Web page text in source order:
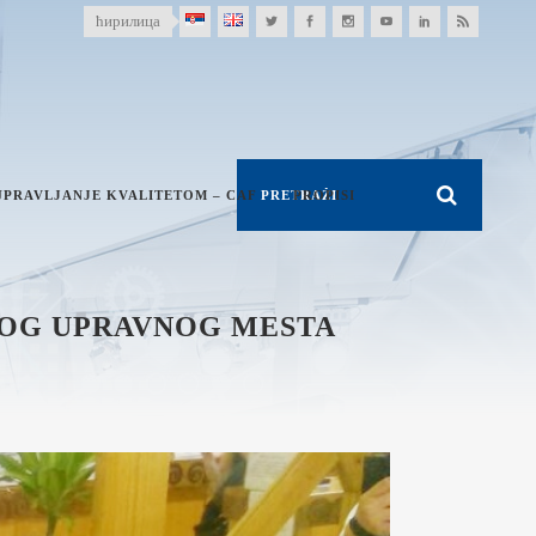
ћирилица
KVALITETOM – CAF PROPISI
UPRAVNOG MESTA